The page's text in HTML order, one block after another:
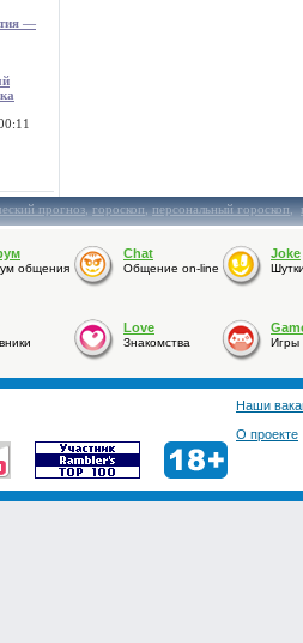
—
прогноз,гороскоп,персональный гороскоп,
общения
Chat
Общение on-line
Joke
Love
Знакомства Игры
Наши
О проекте